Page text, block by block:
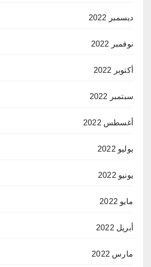
ديسمبر 2022
نوفمبر 2022
أكتوبر 2022
سبتمبر 2022
أغسطس 2022
يوليو 2022
يونيو 2022
مايو 2022
أبريل 2022
مارس 2022